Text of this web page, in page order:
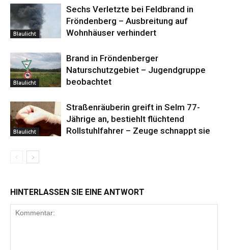
Blaulicht
Sechs Verletzte bei Feldbrand in
Fröndenberg – Ausbreitung auf
Wohnhäuser verhindert
Blaulicht
Brand in Fröndenberger
Naturschutzgebiet – Jugendgruppe
beobachtet
Blaulicht
Straßenräuberin greift in Selm 77-
Jährige an, bestiehlt flüchtend
Rollstuhlfahrer – Zeuge schnappt sie
HINTERLASSEN SIE EINE ANTWORT